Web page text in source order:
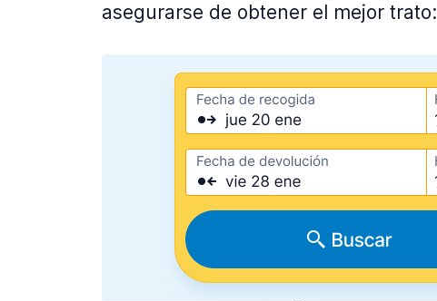
asegurarse de obtener el mejor trato: